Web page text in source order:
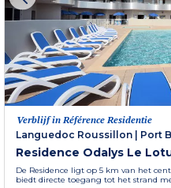
Verblijf in Référence Residentie
Languedoc Roussillon
Port
Residence Odalys Le
De Residence ligt op 5 km van het
biedt directe toegang tot het strand